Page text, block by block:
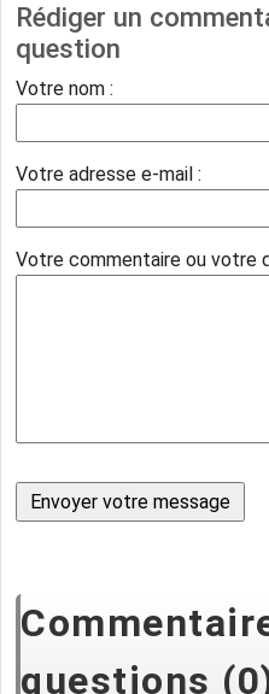
Rédiger un
question
Votre nom :
Votre adresse e-mail :
Votre commentaire ou votre
questions